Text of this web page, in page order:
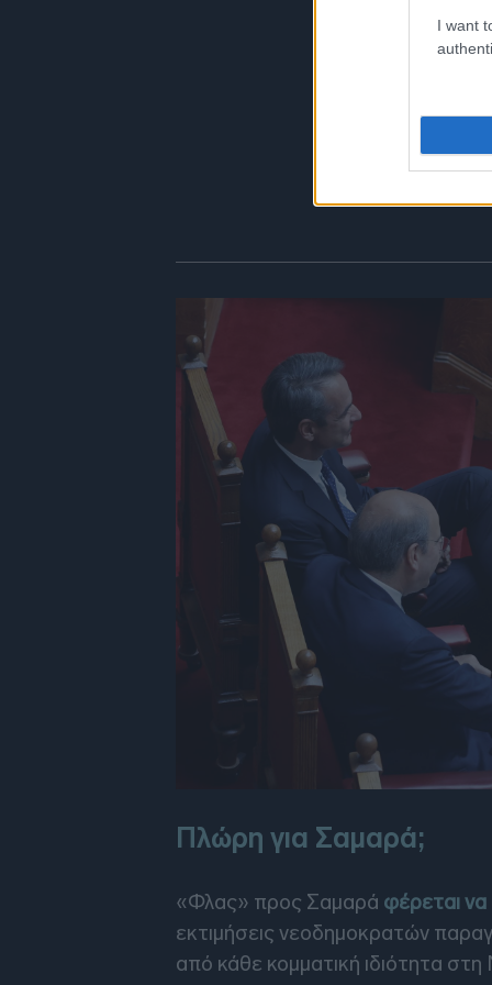
I want
Πλώρη για Σαμαρά;
«Φλας» προς Σαμαρά φέρεται
εκτιμήσεις νεοδημοκρατών
από κάθε κομματική ιδιότητα